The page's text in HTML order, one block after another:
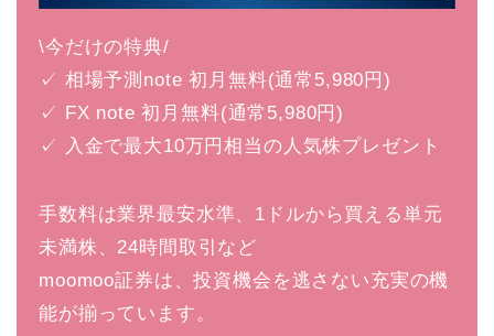
\今だけの特典/
✓ 相場予測note 初月無料(通常5,980円)
✓ FX note 初月無料(通常5,980円)
✓ 入金で最大10万円相当の人気株プレゼント
手数料は業界最安水準、1ドルから買える単元
未満株、24時間取引など
moomoo証券は、投資機会を逃さない充実の機
能が揃っています。